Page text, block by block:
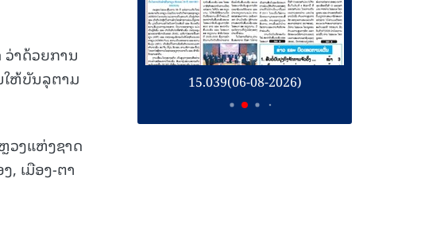
າດ້ວຍການ
ໃຫ້ບັນລຸຕາມ
ວງແຫ່ງຊາດ
, ເມືອງ-ຕາ
08-2026) 15.039(06-08-2026)